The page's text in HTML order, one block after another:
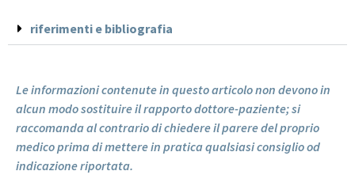
riferimenti e bibliografia
Le informazioni contenute in questo articolo non devono in
alcun modo sostituire il rapporto dottore-paziente; si
raccomanda al contrario di chiedere il parere del proprio
medico prima di mettere in pratica qualsiasi consiglio od
indicazione riportata.